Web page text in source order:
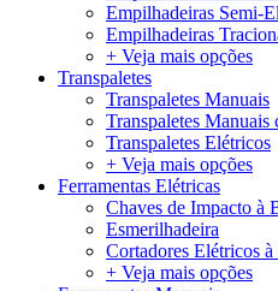
Empilhadeiras Semi-
Empilhadeiras
+ Veja mais opções
Transpaletes
Transpaletes Manuais
Transpaletes Manuais
Transpaletes Elétricos
+ Veja mais opções
Ferramentas Elétricas
Chaves de Impacto à
Esmerilhadeira
Cortadores Elétricos à
+ Veja mais opções